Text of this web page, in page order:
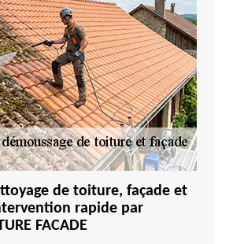
de toiture, façade et
rapide par
FACADE